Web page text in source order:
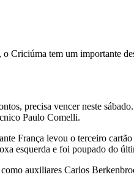
Criciúma tem um importante
precisa vencer neste
Paulo Comelli.
França levou o terceiro
esquerda e foi poupado do
auxiliares Carlos